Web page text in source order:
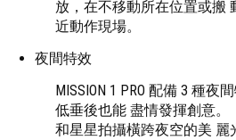
放，在不移動所在位置或搬
近動作現場。
夜間特效
MISSION 1 PRO 配備 3 種夜
低垂後也能 盡情發揮創意。
和星星拍攝橫跨夜空的美 麗